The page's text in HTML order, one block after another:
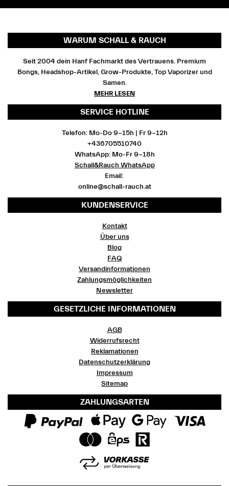
WARUM SCHALL & RAUCH
Seit 2004 dein Hanf Fachmarkt des Vertrauens. Premium
Bongs, Headshop-Artikel, Grow-Produkte, Top Vaporizer und
Samen.
MEHR LESEN
SERVICE HOTLINE
Telefon: Mo-Do 9-15h | Fr 9-12h
+436705510740
WhatsApp: Mo-Fr 9-18h
Schall&Rauch WhatsApp
Email:
online@schall-rauch.at
KUNDENSERVICE
Kontakt
Über uns
Blog
FAQ
Versandinformationen
Zahlungsmöglichkeiten
Newsletter
GESETZLICHE INFORMATIONEN
AGB
Widerrufsrecht
Reklamationen
Datenschutzerklärung
Impressum
Sitemap
ZAHLUNGSARTEN